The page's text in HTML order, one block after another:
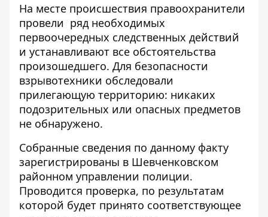
На месте происшествия правоохранители
провели ряд необходимых
первоочередных следственных действий
и устанавливают все обстоятельства
произошедшего. Для безопасности
взрывотехники обследовали
прилегающую территорию: никаких
подозрительных или опасных предметов
не обнаружено.
Собранные сведения по данному факту
зарегистрированы в Шевченковском
районном управлении полиции.
Проводится проверка, по результатам
которой будет принято соответствующее